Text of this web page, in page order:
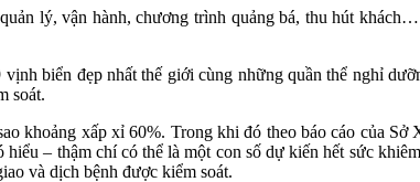
lý, vận hành, chương trình quảng bá, thu hút
biển đẹp nhất thế giới cùng những quần thể nghỉ
soát.
khoảng xấp xỉ 60%. Trong khi đó theo báo cáo của
– thậm chí có thể là một con số dự kiến hết sức
và dịch bệnh được kiểm soát.